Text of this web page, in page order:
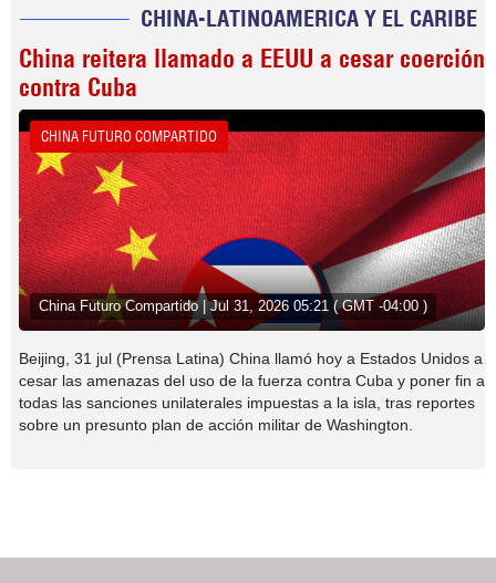
CHINA-LATINOAMERICA Y EL CARIBE
China reitera llamado a EEUU a cesar coerción
contra Cuba
CHINA FUTURO COMPARTIDO
China Futuro Compartido | Jul 31, 2026 05:21 ( GMT -04:00 )
Beijing, 31 jul (Prensa Latina) China llamó hoy a Estados Unidos a
cesar las amenazas del uso de la fuerza contra Cuba y poner fin a
todas las sanciones unilaterales impuestas a la isla, tras reportes
sobre un presunto plan de acción militar de Washington.